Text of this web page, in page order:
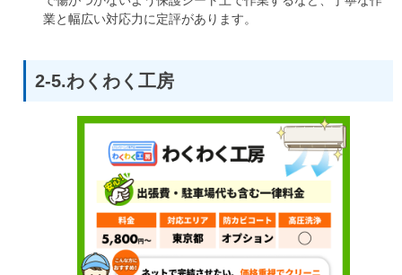
業と幅広い対応力に定評があります。
2-5.わくわく工房